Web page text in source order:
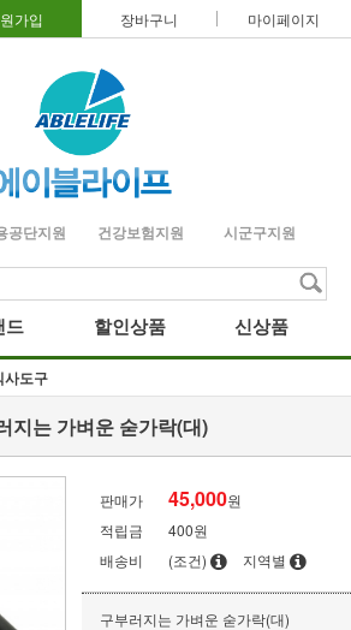
가입 장바구니 마이페이지
공단지원 건강보험지원 시군구지원
드 할인상품 신상품
사도구
지는 가벼운 숟가락(대)
판매가 45,000원
적립금
400원
배송비
(조건) 지역별
구부러지는 가벼운 숟가락(대)